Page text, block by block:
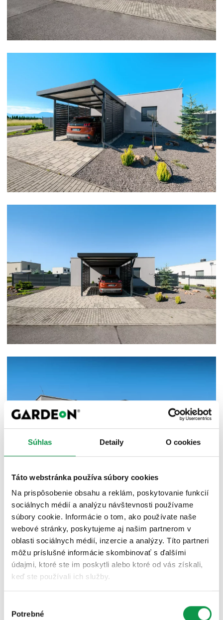
Súhlas Detaily O cookies
Táto webstránka používa súbory cookies
Na prispôsobenie obsahu a reklám, poskytovanie funkcií
sociálnych médií a analýzu návštevnosti používame
súbory cookie. Informácie o tom, ako používate naše
webové stránky, poskytujeme aj našim partnerom v
oblasti sociálnych médií, inzercie a analýzy. Títo partneri
môžu príslušné informácie skombinovať s ďalšími
údajmi, ktoré ste im poskytli alebo ktoré od vás získali,
keď ste používali ich služby.
súhlasu
Potrebné